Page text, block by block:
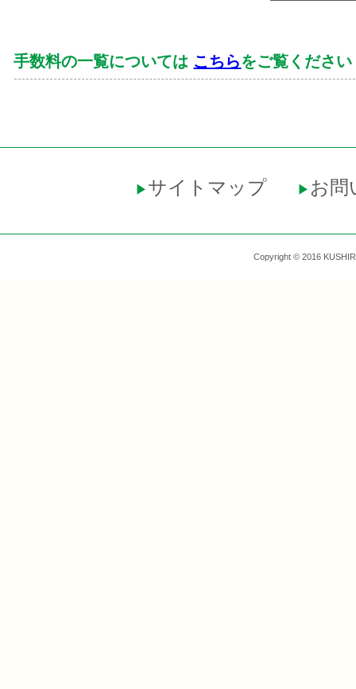
手数料の一覧については こちらをご覧ください
▶︎ サイトマップ ▶︎ お問
Copyright © 2016